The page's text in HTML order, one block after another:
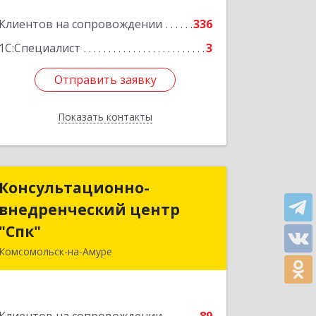
Клиентов на сопровождении
336
1С:Специалист
3
Отправить заявку
Показать контакты
Отправить заявку
Назад
Консультационно-
внедренческий центр
"Спк"
Комсомольск-на-Амуре
Консультационно-
внедренческий центр